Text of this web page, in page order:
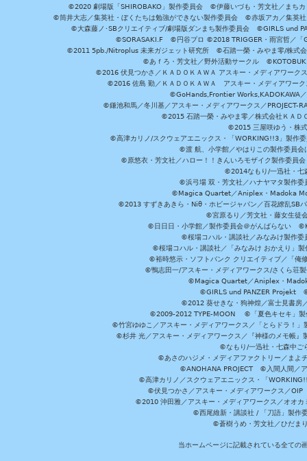
©2020 劇場版「SHIROBAKO」製作委員会 ©伊藤いづも・芳文社／まち
©筒井大志／集英社・ぼくたちは勉強ができない製作委員会 ©赤坂アカ／集英
©大森藤ノ･SBクリエイティブ/劇場版ダンまち製作委員会 ©GIRLS und
©SORASAKI.F ©円谷プロ ©2018 TRIGGER・雨宮哲／
©2011 5pb./Nitroplus 未来ガジェット研究所 ©石踏一榮・みやま零/株式
©あｆろ・芳文社／野外活動サークル
©2016 伏見つかさ／ＫＡＤＯＫＡＷＡ アスキー・メディアワー
©2016 佐島 勤／ＫＡＤＯＫＡＷＡ アスキー・メディアワ
©GoHands,Frontier Works,KADOKAWA
©鎌池和馬／冬川基／アスキー・メディアワークス／
©2015 石踏一榮・みやま零／株式会社ＫＡＤ
©2015 三屋咲ゆう・株
©高津カリノ/スクウェアエニックス・「WORKING!!3」製作
©渡 航、小学館／やはりこの製作委員
©原悠衣・芳文社／ハロー！！きんいろモザイク製作委員
©2014なもり/一迅社・
©浜弓場 双・芳文社／ハナヤマタ製作
©Magica Quartet／Aniplex・Madoka
©2013 すずきあきら・Niθ・ホビージャパン／百花繚乱
©宮原るり／芳文社・藤女生徒
©日日日・小学館／製作委員会＠がんばらない
©桜場コハル・講談社／みなみけ製作
©桜場コハル・講談社／「みなみけ おかえり」
©裕時悠示・ソフトバンク クリエイティブ／「
©鴨志田一/アスキー・メディアワークス/さく
©Magica Quartet／Aniplex・
©GIRLS und PANZER Projekt ©
©2012 葵せきな・狗神煌／富士見書
©2009-2012 TYPE-MOON ©「夏色キセキ」製
©竹宮ゆゆこ／アスキー・メディアワークス／「とらドラ！
©杉井 光／アスキー・メディアワークス／『神様のメモ帳
©なもり/一迅社・七森中
©あさのハジメ・メディアファクトリー／ま
©ANOHANA PROJECT ©入間人間／ア
©高津カリノ／スクウェアエニックス・「
©伏見つかさ／アスキー・メディアワークス／
©2010 沖田雅／アスキー・メディアワークス／オオ
©西尾維新・講談社 / 「刀語」製作
©蒼樹うめ・芳文社／ひだま
当ホームページに記載されている全ての